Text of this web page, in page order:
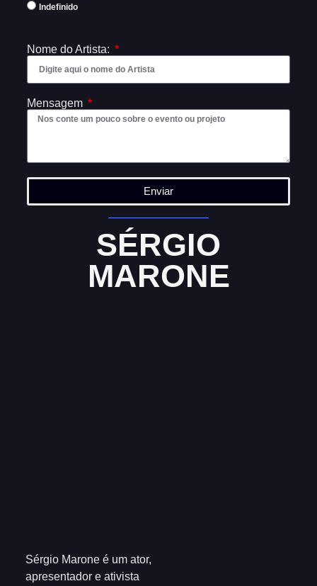
Indefinido
Nome do Artista:
Mensagem
Enviar
SÉRGIO
MARONE
Sérgio Marone é um ator,
apresentador e ativista